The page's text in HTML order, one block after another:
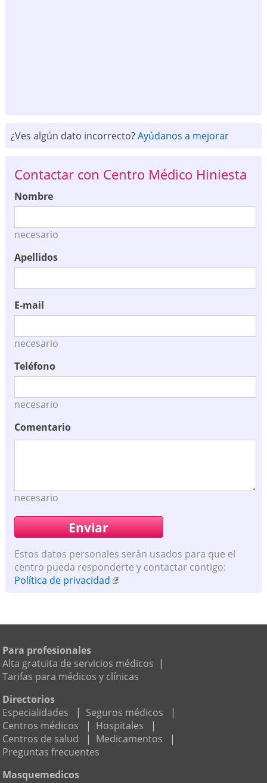
¿Ves algún dato incorrecto?Ayúdanos a mejorar
Contactar con Centro Médico Hiniesta
Nombre
necesario
Apellidos
E-mail
necesario
Teléfono
necesario
Comentario
necesario
Estos datos personales serán usados para que el
centro pueda responderte y contactar contigo:
Política de privacidad
Para profesionales
Alta gratuita de servicios médicos |
Tarifas para médicos y clínicas
Directorios
Especialidades
| Seguros médicos
|
Centros médicos
| Hospitales
|
Centros de salud
| Medicamentos
|
Preguntas frecuentes
Masquemedicos